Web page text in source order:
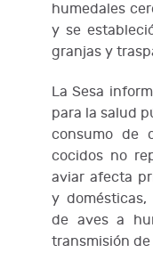
humedales
y se
granjas y
La Sesa
para la salud
consumo de
cocidos no
aviar afecta
y
de aves a
transmisión